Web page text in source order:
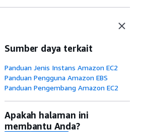
Sumber daya terkait
Panduan Jenis Instans Amazon EC2
Panduan Pengguna Amazon EBS
Panduan Pengembang Amazon EC2
Apakah halaman ini
membantu Anda?